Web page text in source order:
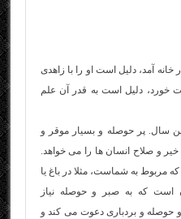
آمد، دلیل است او را با زاهدی
خورد، دلیل است به قدر آن علم
سال. پر حوصله و بسیار موقر و
و صلاح انسان ها را می خواهد.
مربوط به شماست، مثلا در باغ یا
که به صبر و حوصله نیاز
حوصله و بردباری دعوت می کند و